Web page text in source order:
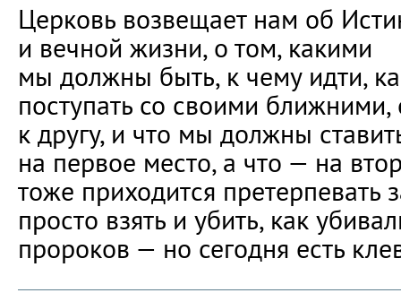
Церковь возвещает нам об
и вечной жизни, о том, какими
мы должны быть, к чему идти,
поступать со своими ближними,
к другу, и что мы должны
на первое место, а что — на
тоже приходится претерпевать
просто взять и убить, как
пророков — но сегодня есть